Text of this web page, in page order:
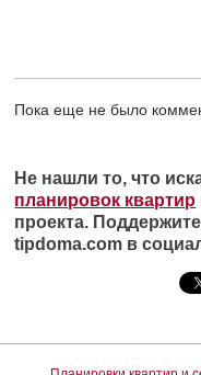
Пока еще не было
Не нашли то, что
планировок квартир
проекта.
tipdoma.com в